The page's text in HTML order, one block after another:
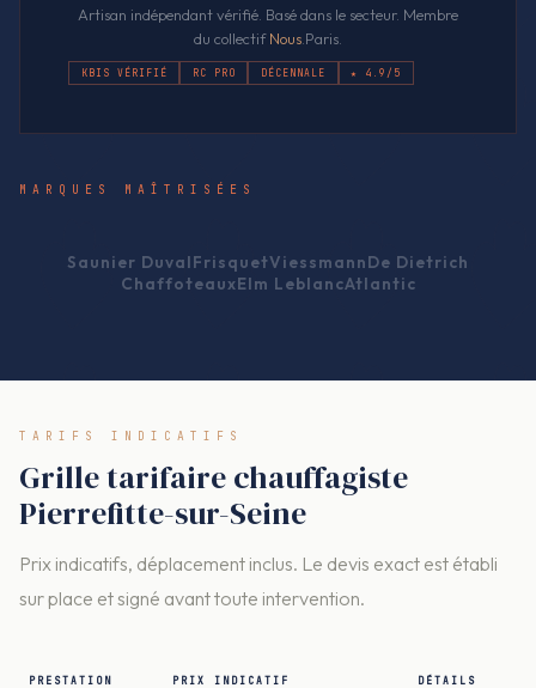
Artisan indépendant vérifié. Basé dans le secteur. Membre
du collectifNous .Paris.
KBIS VÉRIFIÉ RC PRO DÉCENNALE ★ 4.9/5
MARQUES MAÎTRISÉES
Saunier DuvalFrisquetViessmannDe Dietrich
ChaffoteauxElm LeblancAtlantic
TARIFS INDICATIFS
Grille tarifaire chauffagiste
Pierrefitte-sur-Seine
Prix indicatifs, déplacement inclus. Le devis exact est établi
sur place et signé avant toute intervention.
PRESTATION PRIX INDICATIF DÉTAILS